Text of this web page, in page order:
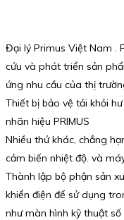
Đại lý Primus Việt Nam .
cứu và phát triển sản
ứng nhu cầu của thị
Thiết bị bảo vệ tải khỏi
nhãn hiệu PRIMUS
Nhiều thứ khác, chẳng
cảm biến nhiệt độ. và
Thành lập bộ phận sản
khiển điện để sử dụng
như màn hình kỹ thuật